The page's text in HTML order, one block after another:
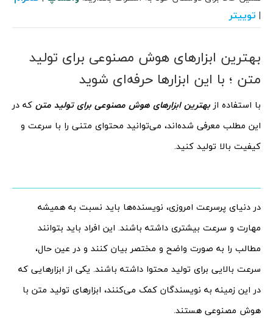
| توییتر
بهترین ابزارهای هوش مصنوعی برای تولید
متن ؛ با این ابزارها حرفه‌ای شوید
با استفاده از بهترین ابزارهای هوش مصنوعی برای تولید متن که در
این مطلب معرفی شده‌اند، می‌توانید محتوای متنی را با سرعت و
کیفیت بالا تولید کنید.
در دنیای پرسرعت امروزی، نویسنده‌ها باید نسبت به همیشه
مهارت و سرعت بیشتری داشته باشند. این افراد باید بتوانند
مطالب را به صورت واضح و مختصر بیان کنند و در عین حال،
سرعت بالایی برای تولید محتوا داشته باشند. یکی از ابزارهایی که
در این زمینه به نویسندگان کمک می‌کنند، ابزارهای تولید متن با
هوش مصنوعی هستند.